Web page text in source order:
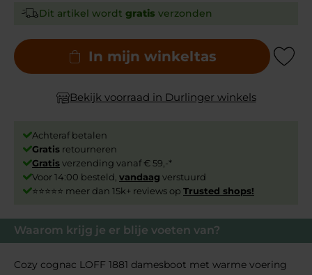
Waarom krijg je er blije voeten van?
Cozy cognac LOFF 1881 damesboot met warme voering
Dit artikel wordt gratis verzonden
In mijn winkeltas Add to
Bekijk voorraad in Durlinger winkels
Achteraf betalen
Gratis retourneren
Gratisverzending vanaf € 59,-*
Voor 14:00 besteld, vandaag verstuurd
⭐⭐⭐⭐⭐ meer dan 15k+ reviews op Trusted shops!